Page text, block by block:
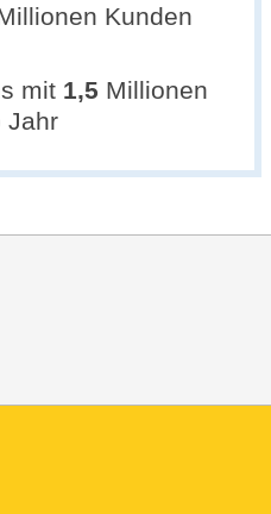
Kunden
mit 1,5 Millionen
Jahr